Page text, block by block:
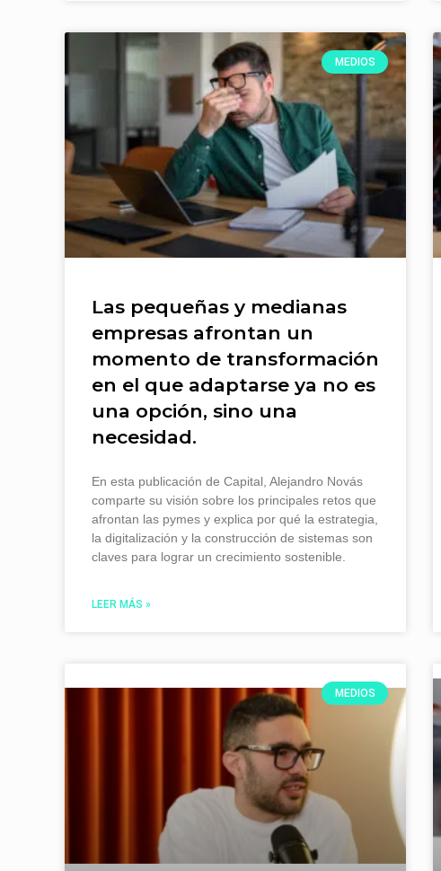
MEDIOS
Las pequeñas y medianas
empresas afrontan un
momento de transformación
en el que adaptarse ya no es
una opción, sino una
necesidad.
En esta publicación de Capital, Alejandro Novás
comparte su visión sobre los principales retos que
afrontan las pymes y explica por qué la estrategia,
la digitalización y la construcción de sistemas son
claves para lograr un crecimiento sostenible.
LEER MÁS »
MEDIOS